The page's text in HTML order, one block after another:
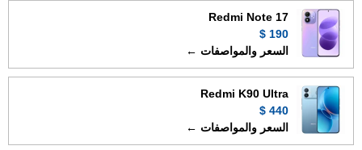
Redmi Note 17
190 $
السعر والمواصفات ←
Redmi K90 Ultra
440 $
السعر والمواصفات ←